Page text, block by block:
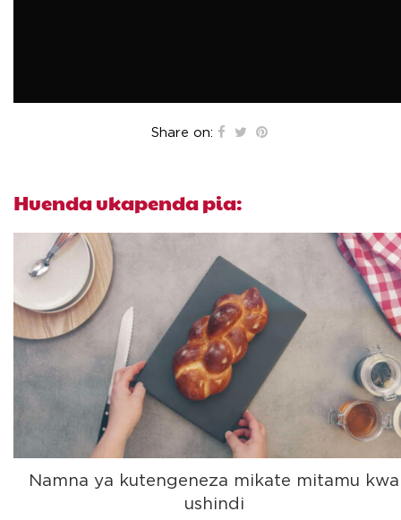
Share on:
Huenda ukapenda pia:
Namna ya kutengeneza mikate mitamu kwa
ushindi